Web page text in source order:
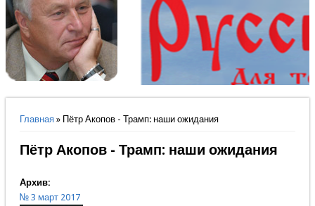
Вы здесь
Главная» Пётр Акопов - Трамп: наши ожидания
Пётр Акопов - Трамп: наши ожидания
Архив:
№ 3 март 2017